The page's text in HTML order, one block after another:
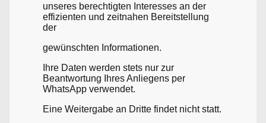
unseres berechtigten Interesses an der
effizienten und zeitnahen Bereitstellung
der
gewünschten Informationen.
Ihre Daten werden stets nur zur
Beantwortung Ihres Anliegens per
WhatsApp verwendet.
Eine Weitergabe an Dritte findet nicht statt.